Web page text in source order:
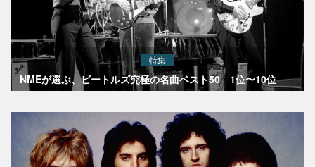
特集
NMEが選ぶ、ビートルズ究極の名曲ベスト50 1位〜10位